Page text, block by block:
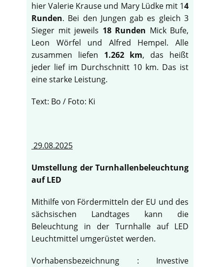
hier Valerie Krause und Mary Lüdke mit 14
Runden. Bei den Jungen gab es gleich 3
Sieger mit jeweils 18 Runden Mick Bufe,
Leon Wörfel und Alfred Hempel. Alle
zusammen liefen 1.262 km, das heißt
jeder lief im Durchschnitt 10 km. Das ist
eine starke Leistung.
Text: Bo / Foto: Ki
29.08.2025
Umstellung der Turnhallenbeleuchtung
auf LED
Mithilfe von Fördermitteln der EU und des
sächsischen Landtages kann die
Beleuchtung in der Turnhalle auf LED
Leuchtmittel umgerüstet werden.
Vorhabensbezeichnung : Investive